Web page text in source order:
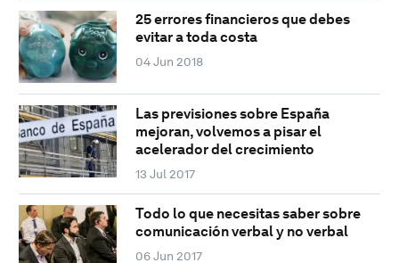
25 errores financieros que debes
evitar a toda costa
04 Jun 2018
Las previsiones sobre España
mejoran, volvemos a pisar el
acelerador del crecimiento
13 Jul 2017
Todo lo que necesitas saber sobre
comunicación verbal y no verbal
06 Jun 2017